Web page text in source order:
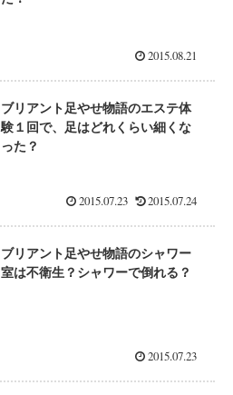
2015.08.21
ブリアント足やせ物語のエステ体
験１回で、足はどれくらい細くな
った？
2015.07.23 2015.07.24
ブリアント足やせ物語のシャワー
室は不衛生？シャワーで倒れる？
2015.07.23